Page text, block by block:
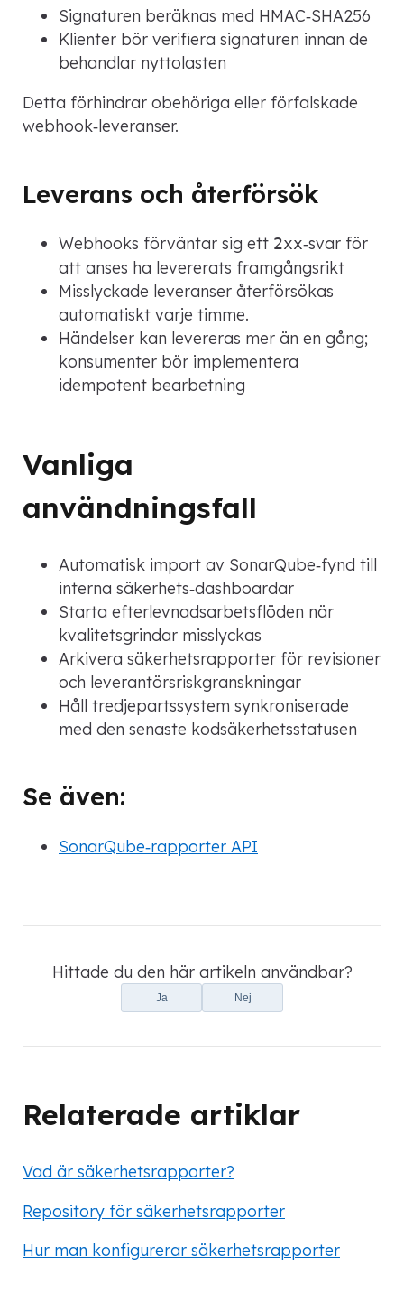
Signaturen beräknas med HMAC‑SHA256
Klienter bör verifiera signaturen innan de
behandlar nyttolasten
Detta förhindrar obehöriga eller förfalskade
webhook‑leveranser.
Leverans och återförsök
Webhooks förväntar sig ett 2xx‑svar för
att anses ha levererats framgångsrikt
Misslyckade leveranser återförsökas
automatiskt varje timme.
Händelser kan levereras mer än en gång;
konsumenter bör implementera
idempotent bearbetning
Vanliga
användningsfall
Automatisk import av SonarQube‑fynd till
interna säkerhets‑dashboardar
Starta efterlevnadsarbetsflöden när
kvalitetsgrindar misslyckas
Arkivera säkerhetsrapporter för revisioner
och leverantörsriskgranskningar
Håll tredjepartssystem synkroniserade
med den senaste kodsäkerhetsstatusen
Se även:
SonarQube‑rapporter API
Hittade du den här artikeln användbar?
Ja Nej
Relaterade artiklar
Vad är säkerhetsrapporter?
Repository för säkerhetsrapporter
Hur man konfigurerar säkerhetsrapporter